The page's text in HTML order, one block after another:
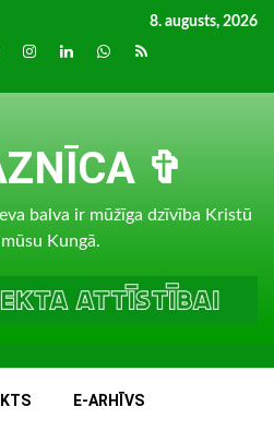
8. augusts, 2026
Instagram
LinkedInwhatsapp
RSS
✞
balva ir mūžīga dzīvība Kristū
mūsu Kungā.
E-ARHĪVS